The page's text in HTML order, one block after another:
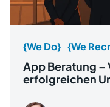
{We Do} {We
App Beratung –
erfolgreichen